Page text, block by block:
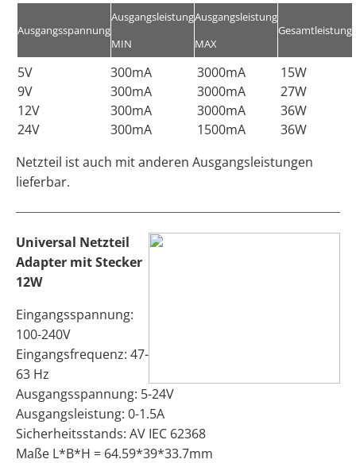
Ausgangsspannung
Ausgangsleistung
MIN
Ausgangsleistung
MAX
Gesamtleistung
5V 300mA 3000mA
15W
9V
300mA 3000mA
27W
12V
300mA 3000mA
36W
24V
300mA 1500mA
36W
Netzteil ist auch mit anderen Ausgangsleistungen
lieferbar.
Universal Netzteil
Adapter mit Stecker
12W
Eingangsspannung:
100-240V
Eingangsfrequenz: 47-
63 Hz
Ausgangsspannung: 5-24V
Ausgangsleistung: 0-1.5A
Sicherheitsstands: AV IEC 62368
Maße L*B*H = 64.59*39*33.7mm